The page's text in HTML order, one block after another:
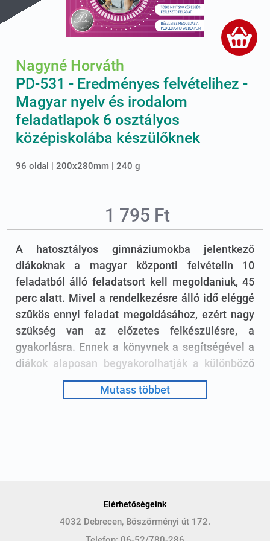
Nagyné Horváth
PD-531 - Eredményes felvételihez -
Magyar nyelv és irodalom
feladatlapok 6 osztályos
középiskolába készülőknek
96 oldal | 200x280mm | 240 g
1 795 Ft
A hatosztályos gimnáziumokba jelentkező
diákoknak a magyar központi felvételin 10
feladatból álló feladatsort kell megoldaniuk, 45
perc alatt. Mivel a rendelkezésre álló idő eléggé
szűkös ennyi feladat megoldásához, ezért nagy
szükség van az előzetes felkészülésre, a
gyakorlásra. Ennek a könyvnek a segítségével a
diákok alaposan begyakorolhatják a különböző
feladattípusokat, a részletes megoldásokkal
pedig ellenőrizhetik tudásukat. A kiadvány 20
meg olyan feladatok, amelyekkel eddig még nem
találkozhattunk, olyanok, amelyek megoldása az
Mutass többet
Elérhetőségeink
4032 Debrecen, Böszörményi út 172.